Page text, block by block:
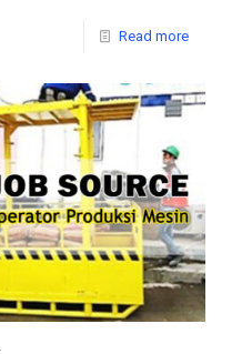
Read more